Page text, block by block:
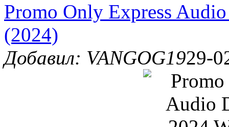
Promo Only Express
(2024)
Добавил: VANGOG1929-